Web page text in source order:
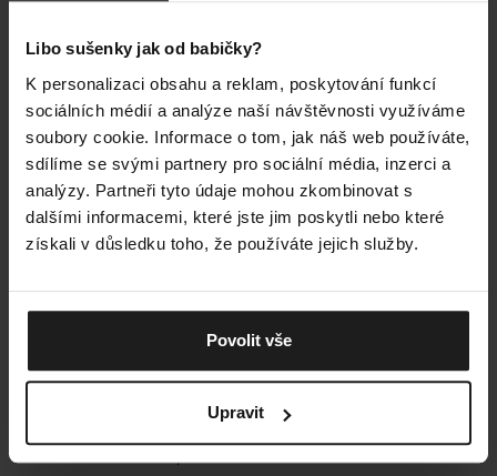
Libo sušenky jak od babičky?
K personalizaci obsahu a reklam, poskytování funkcí
sociálních médií a analýze naší návštěvnosti využíváme
soubory cookie. Informace o tom, jak náš web používáte,
sdílíme se svými partnery pro sociální média, inzerci a
analýzy. Partneři tyto údaje mohou zkombinovat s
dalšími informacemi, které jste jim poskytli nebo které
získali v důsledku toho, že používáte jejich služby.
Povolit vše
Upravit
PLETÁRNY
Fauske Merino jsme upletli speciální technologií
žakárového pletení a obohatili o extra vlákno merino
jejím termoregulačním vlastnostem si můžete být jistí,
že vás zima už nikdy nezaskočí.